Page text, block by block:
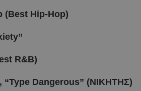
(Best Hip-Hop)
R&B)
“Type Dangerous” (ΝΙΚΗΤΗΣ)